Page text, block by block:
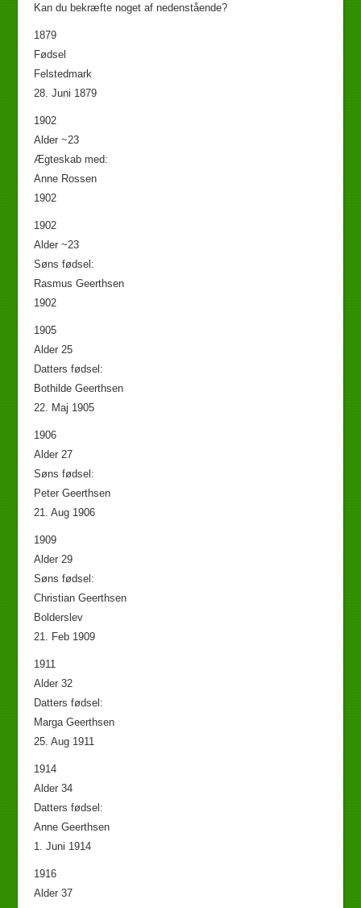
Kan du bekræfte noget af nedenstående?
1879
Fødsel
Felstedmark
28. Juni 1879
1902
Ægteskab med:
Anne Rossen
1902
1902
Søns fødsel:
Rasmus Geerthsen
1902
1905
Alder 25
Datters fødsel:
Bothilde Geerthsen
22. Maj 1905
1906
Alder 27
Søns fødsel:
Peter Geerthsen
21. Aug 1906
1909
Alder 29
Søns fødsel:
Christian Geerthsen
Bolderslev
21. Feb 1909
1911
Alder 32
Datters fødsel:
Marga Geerthsen
25. Aug 1911
1914
Alder 34
Datters fødsel:
Anne Geerthsen
1. Juni 1914
1916
Alder 37